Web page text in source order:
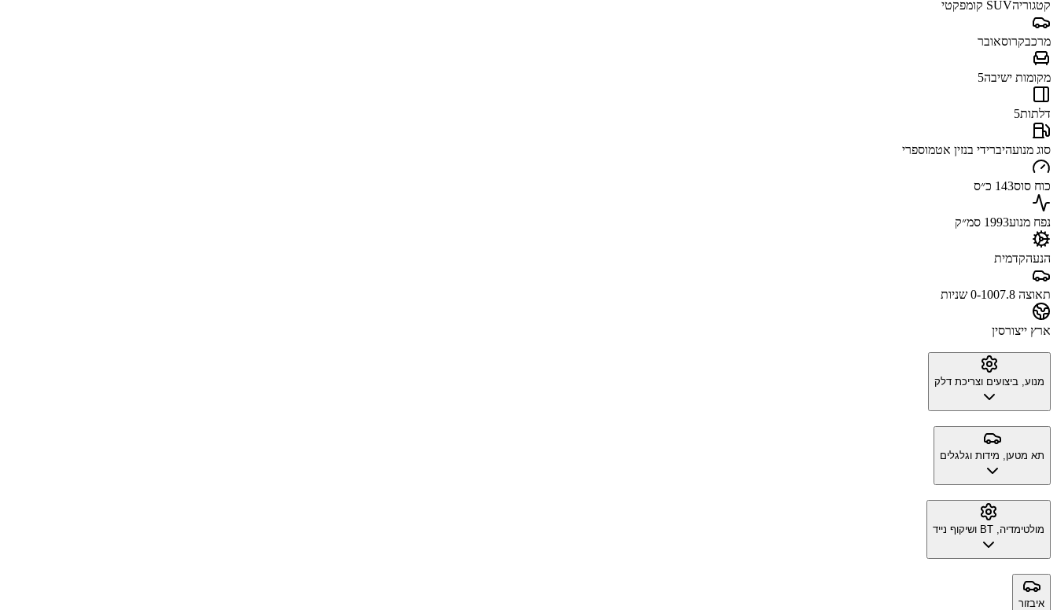
קטגוריהSUV קומפקטי
מרכבקרוסאובר
מקומות ישיבה5
דלתות5
סוג מנועהיברידי בנזין אטמוספרי
כוח סוס143 כ״ס
נפח מנוע1993 סמ״ק
הנעהקדמית
תאוצה 0-100 7.8 שניות
ארץ ייצורסין
מנוע, ביצועים וצריכת דלק
תא מטען, מידות וגלגלים
מולטימדיה, BT ושיקוף נייד
איבזור